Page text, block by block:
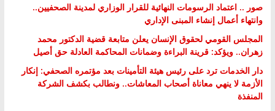
صور .. اعتماد الرسومات النهائية للقرار الوزاري لمدينة الصحفيين..
وانتهاء أعمال إنشاء المبنى الإداري
المجلس القومي لحقوق الإنسان يعلن متابعة قضية الدكتور محمد
زهران.. ويؤكد: قرينة البراءة وضمانات المحاكمة العادلة حق أصيل
دار الخدمات ترد على رئيس هيئة التأمينات بعد مؤتمره الصحفي: إنكار
الأزمة لا ينهي معاناة أصحاب المعاشات.. ونطالب بكشف الشركة
المنفذة